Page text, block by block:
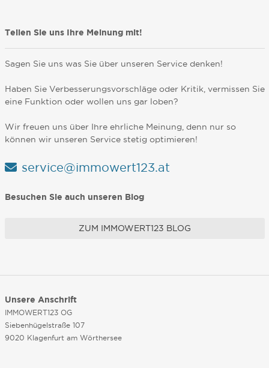
Teilen Sie uns Ihre Meinung mit!
Sagen Sie uns was Sie über unseren Service denken!
Haben Sie Verbesserungsvorschläge oder Kritik, vermissen Sie
eine Funktion oder wollen uns gar loben?
Wir freuen uns über Ihre ehrliche Meinung, denn nur so
können wir unseren Service stetig optimieren!
service@immowert123.at
Besuchen Sie auch unseren Blog
ZUM IMMOWERT123 BLOG
Unsere Anschrift
IMMOWERT123 OG
Siebenhügelstraße 107
9020 Klagenfurt am Wörthersee